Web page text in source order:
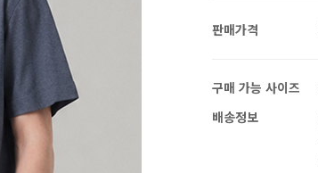
판매가격
구매 가능 사이즈
배송정보